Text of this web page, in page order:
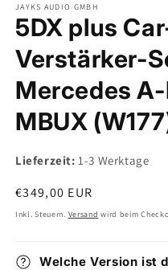
JAYKS AUDIO GMBH
5DX plus
Verstärker-
Mercedes
MBUX
Lieferzeit: 1-3 Werktage
Normaler
Preis
€349,00 EUR
Inkl. Steuern. Versand wird beim
Welche Version ist